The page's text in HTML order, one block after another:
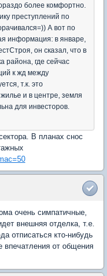
более комфортно.
преступлений по
А вот по
информация: в январе,
он сказал, что в
района, где сейчас
к жд между
т.к. это
и в центре, земля
для инвесторов.
В планах снос
очень симпатичные,
внешняя отделка, т.е.
отписаться кто-нибудь
впечатления от общения